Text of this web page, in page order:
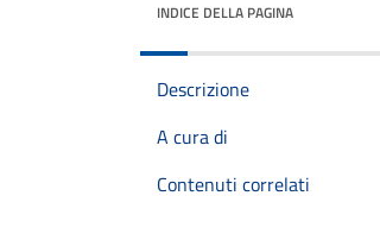
INDICE DELLA PAGINA
Descrizione
A cura di
Contenuti correlati